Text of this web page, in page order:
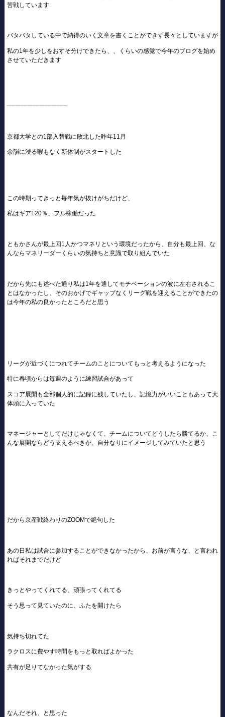
苦戦しています
バタバタしている中で納得のいく文章を書くことができず長々としていますが
私の1年を少しをおすそ分けできたら、、くらいの感覚で今年のブログを始め
させていただきます
┈┈┈┈┈┈┈┈┈┈
京都大学との1部入替戦に敗北した昨年11月
余韻に浸る暇もなく新体制がスタートした
この時期ってきっと毎年気が抜けがちだけど、
私はギア120％、フル稼働だった
ともかさんが最上回1人かつマネリという環境だったから、自分も最上回、な
んならマネリーダーくらいの気持ちと意識で取り組んでいた
だから先にも述べた通り私は1年を通してモチベーションの波に左右されるこ
とはなかったし、そのおかげでギャップなくリーグ戦を迎えることができたの
は今年の私の良かったところだと思う
リーグが近づくにつれてチームのことについてもっと考えるようになった
特に春頃からは毎週のように練習試合があって
スコア展開も全部個人的に記録に残していたし、記憶力がいいこともあって大
体頭に入っていた
マネージャーとしてだけじゃなくて、チームについてどうしたら勝てるか、こ
んな展開ならどう支えるべきか、自分なりにイメージしてみていたと思う
だから京産戦終わりのZOOMで絶句した
あの日私は試合に参加することができなかったから、お前が言うな、と言われ
ればそれまでだけど
きっとやってくれてる、頑張ってくれてる
そう思って見ていたのに、ふたを開けたら
気持ち切れてた
ラクロスに費やす時間をもっと取ればよかった
共有が足りてなかった気がする
なんだそれ、と思った